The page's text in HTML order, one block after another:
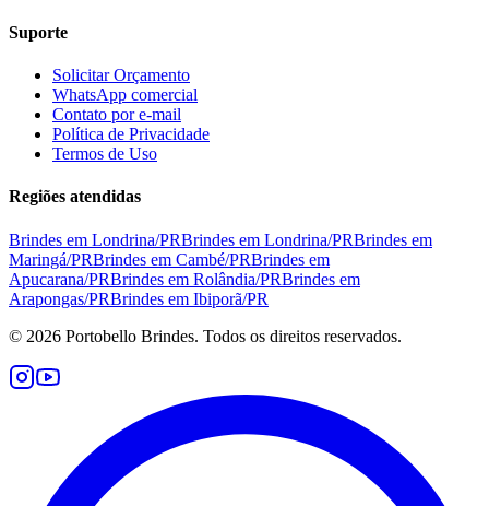
Suporte
Solicitar Orçamento
WhatsApp comercial
Contato por e-mail
Política de Privacidade
Termos de Uso
Regiões atendidas
Brindes em Londrina/PRBrindes em Londrina/PRBrindes em
Maringá/PRBrindes em Cambé/PRBrindes em
Apucarana/PRBrindes em Rolândia/PRBrindes em
Arapongas/PRBrindes em Ibiporã/PR
© 2026 Portobello Brindes. Todos os direitos reservados.